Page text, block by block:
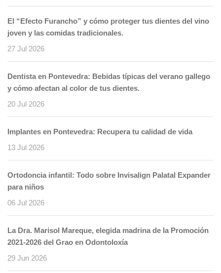
El “Efecto Furancho” y cómo proteger tus dientes del vino
joven y las comidas tradicionales.
27 Jul 2026
Dentista en Pontevedra: Bebidas típicas del verano gallego
y cómo afectan al color de tus dientes.
20 Jul 2026
Implantes en Pontevedra: Recupera tu calidad de vida
13 Jul 2026
Ortodoncia infantil: Todo sobre Invisalign Palatal Expander
para niños
06 Jul 2026
La Dra. Marisol Mareque, elegida madrina de la Promoción
2021-2026 del Grao en Odontoloxía
29 Jun 2026